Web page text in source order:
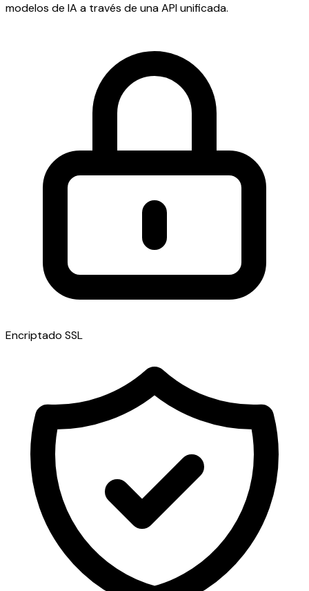
modelos de IA a través de una API unificada.
Encriptado SSL